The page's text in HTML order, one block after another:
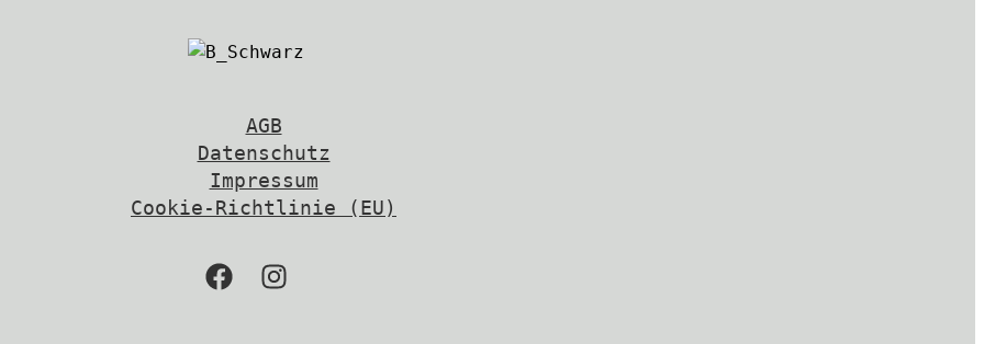
AGB
Datenschutz
Impressum
Cookie-Richtlinie (EU)